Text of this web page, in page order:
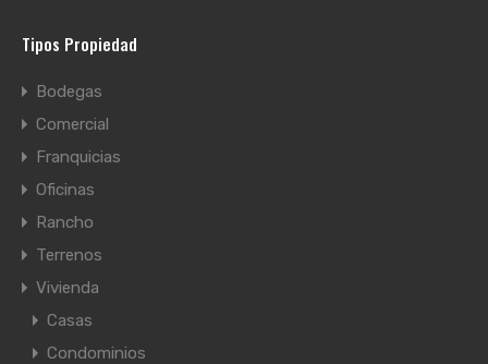
Tipos Propiedad
Bodegas
Comercial
Franquicias
Oficinas
Rancho
Terrenos
Vivienda
Casas
Condominios